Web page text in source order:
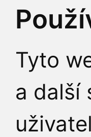
Tyto
a další